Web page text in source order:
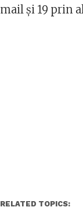
mail şi 19 prin
RELATED TOPICS: